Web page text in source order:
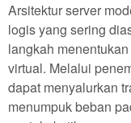
Arsitektur server
logis yang sering
langkah
virtual. Melalui
dapat menyalurkan
menumpuk beban